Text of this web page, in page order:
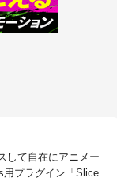
して自在にアニメー
プラグイン「Slice